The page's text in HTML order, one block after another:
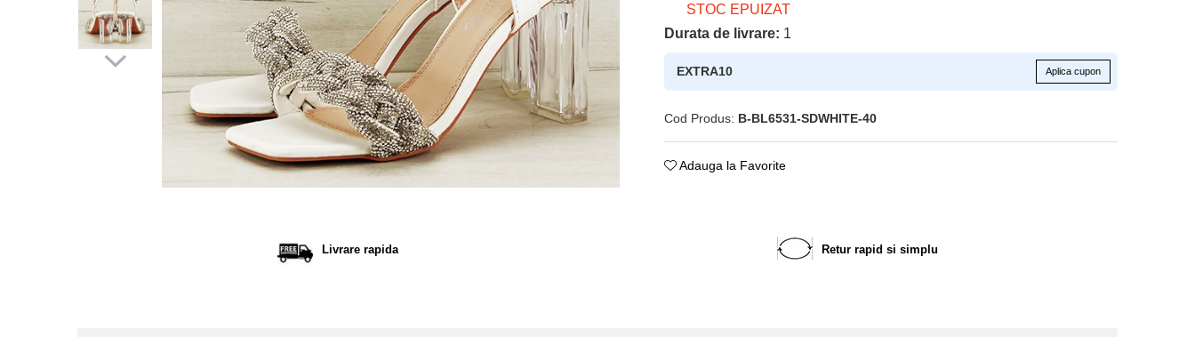
Facebook
STOC EPUIZAT
Durata de livrare: 1
EXTRA10 Aplica cupon
Cod Produs: B-BL6531-SDWHITE-40
Adauga la Favorite
Livrare rapida Retur rapid si simplu